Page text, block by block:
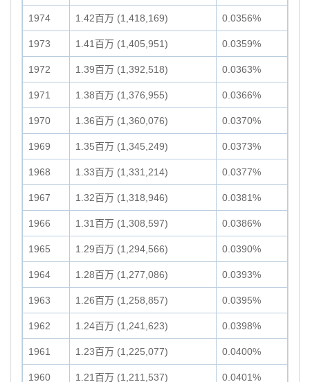
1974 1.42百万 (1,418,169) 0.0356%
1973 1.41百万 (1,405,951) 0.0359%
1972 1.39百万 (1,392,518) 0.0363%
1971 1.38百万 (1,376,955) 0.0366%
1970 1.36百万 (1,360,076) 0.0370%
1969 1.35百万 (1,345,249) 0.0373%
1968 1.33百万 (1,331,214) 0.0377%
1967 1.32百万 (1,318,946) 0.0381%
1966 1.31百万 (1,308,597) 0.0386%
1965 1.29百万 (1,294,566) 0.0390%
1964 1.28百万 (1,277,086) 0.0393%
1963 1.26百万 (1,258,857) 0.0395%
1962 1.24百万 (1,241,623) 0.0398%
1961 1.23百万 (1,225,077) 0.0400%
1960 1.21百万 (1,211,537) 0.0401%